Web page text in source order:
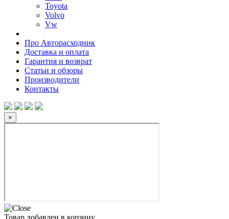
Toyota
Volvo
Vw
Про Авторасходник
Доставка и оплата
Гарантия и возврат
Статьи и обзоры
Производители
Контакты
×